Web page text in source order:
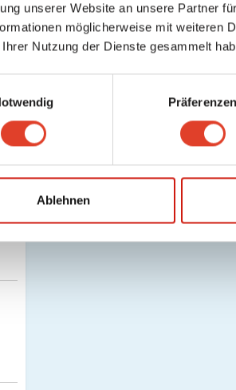
unserer Website an unsere Partner
möglicherweise mit weiteren
Ihrer Nutzung der Dienste gesammelt
Präferenzen
Ablehnen